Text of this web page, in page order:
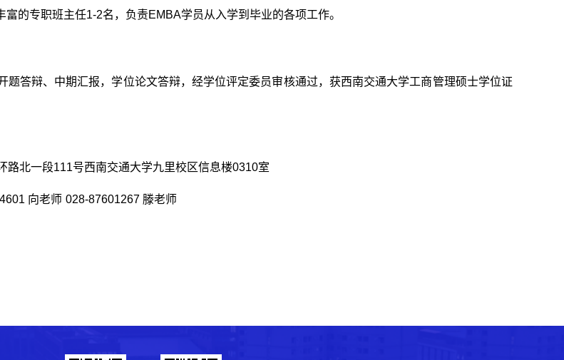
富的专职班主任1-2名，负责EMBA学员从入学到毕业的各项工作。
题答辩、中期汇报，学位论文答辩，经学位评定委员审核通过，获西南交通大学工商管理硕士学位证
路北一段111号西南交通大学九里校区信息楼0310室
向老师 028-87601267 滕老师